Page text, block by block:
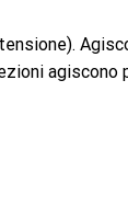
agiscono